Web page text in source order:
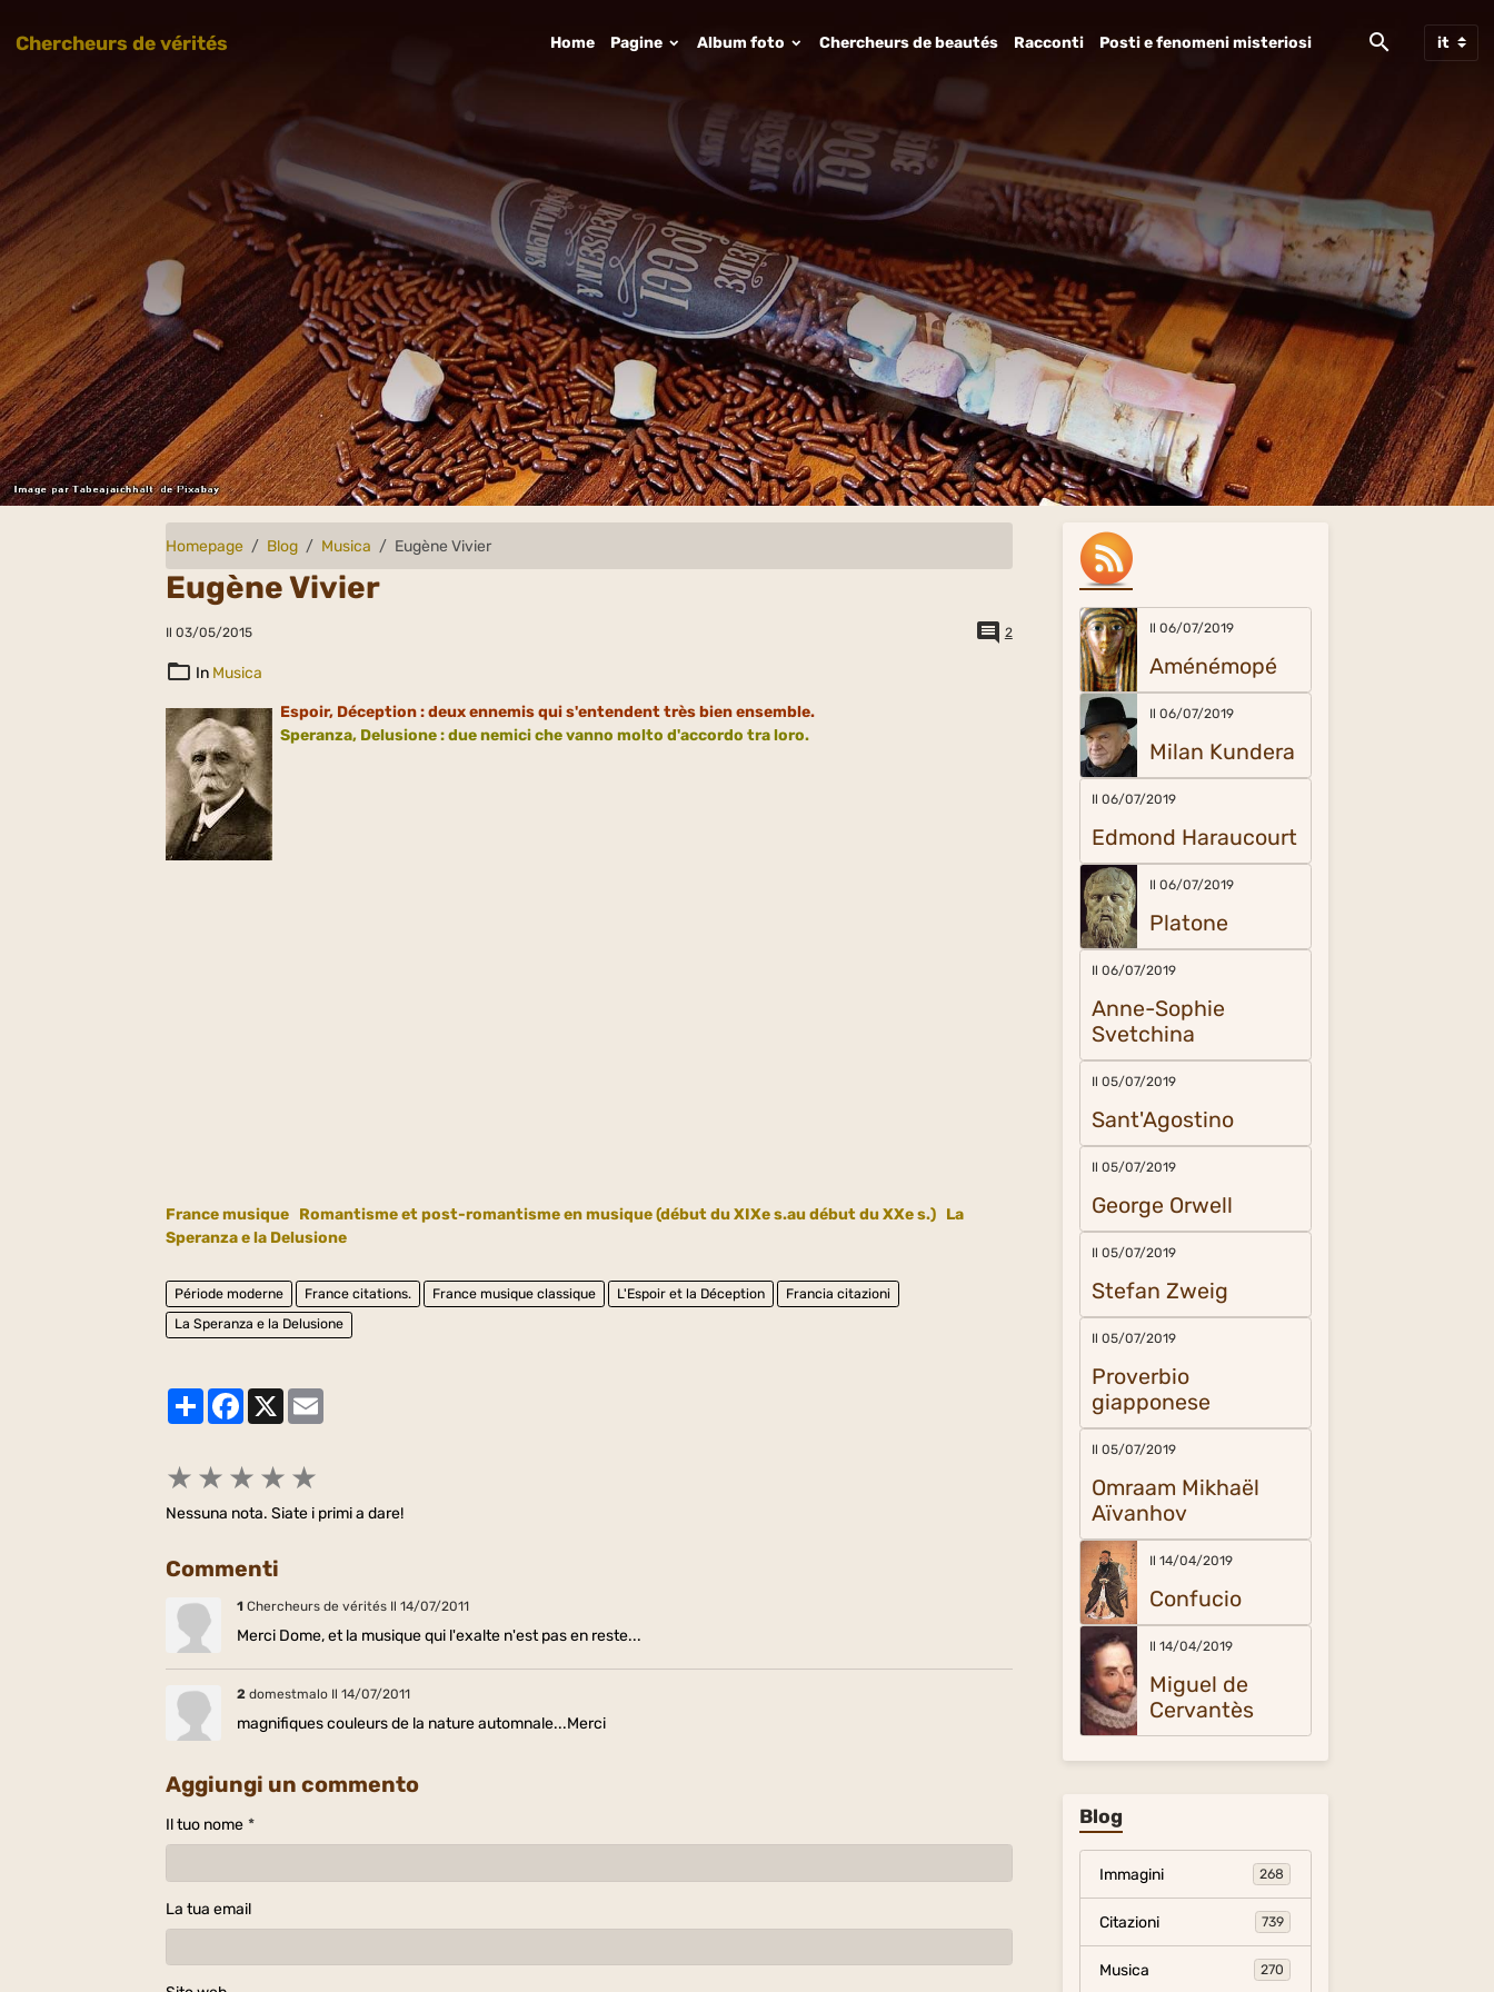
Chercheurs de vérités Home Pagine Album foto Chercheurs de beautés Racconti Posti e fenomeni misteriosi
Homepage Blog Musica Eugène Vivier
Eugène Vivier
Il 03/05/2015 2
In Musica
Espoir, Déception : deux ennemis qui s'entendent très bien ensemble.
Speranza, Delusione : due nemici che vanno molto d'accordo tra loro.
France musique Romantisme et post-romantisme en musique (début du XIXe s.au début du XXe s.) La
Speranza e la Delusione
Période moderne France citations. France musique classique L'Espoir et la Déception
Francia citazioni
La Speranza e la Delusione
PartagerFacebook
X
★ ★ ★ ★ ★
Nessuna nota. Siate i primi a dare!
Commenti
1 Chercheurs de vérités Il 14/07/2011
Merci Dome, et la musique qui l'exalte n'est pas en reste...
2 domestmalo Il 14/07/2011
magnifiques couleurs de la nature automnale...Merci
Aggiungi un commento
Il tuo nome
La tua email
Il 06/07/2019
Aménémopé
Il 06/07/2019
Milan Kundera
Il 06/07/2019
Edmond Haraucourt
Il 06/07/2019
Platone
Il 06/07/2019
Anne-Sophie
Svetchina
Il 05/07/2019
Sant'Agostino
Il 05/07/2019
George Orwell
Il 05/07/2019
Stefan Zweig
Il 05/07/2019
Proverbio
giapponese
Il 05/07/2019
Omraam Mikhaël
Aïvanhov
Il 14/04/2019
Confucio
Il 14/04/2019
Miguel de
Cervantès
Blog
Immagini 268
Citazioni 739
Musica 270